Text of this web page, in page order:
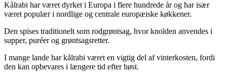
Kålrabi har været dyrket i Europa i flere hundrede år og har især
været populær i nordlige og centrale europæiske køkkener.
Den spises traditionelt som rodgrøntsag, hvor knolden anvendes i
supper, puréer og grøntsagsretter.
I mange lande har kålrabi været en vigtig del af vinterkosten, fordi
den kan opbevares i længere tid efter høst.